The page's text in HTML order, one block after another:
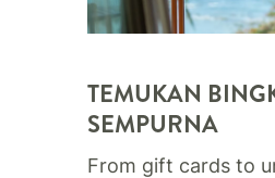
TEMUKAN
SEMPURNA
From gift cards to